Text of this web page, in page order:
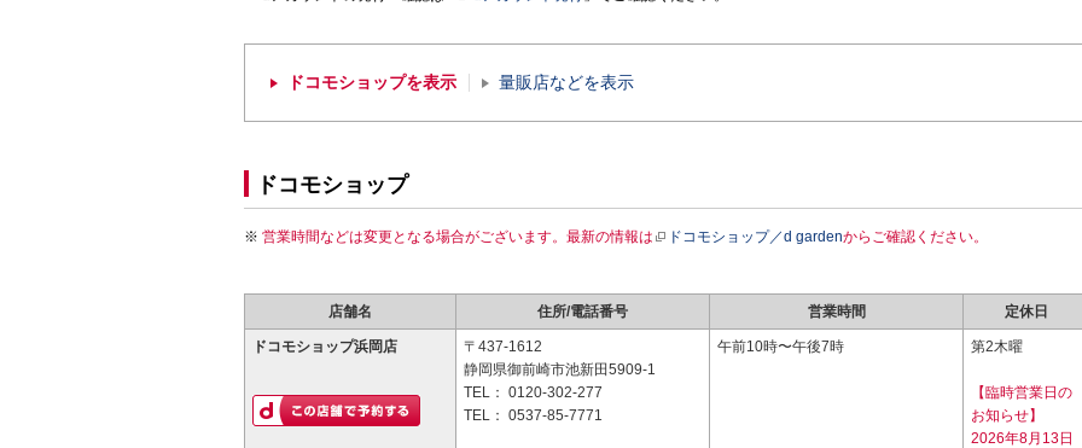
ドコモショップを表示 量販店などを表示
ドコモショップ
営業時間などは変更となる場合がございます。最新の情報は ドコモショップ／d gardenからご確認ください。
店舗名 住所/電話番号 営業時間 定休日
ドコモショップ浜岡店
〒437-1612
静岡県御前崎市池新田5909-1
TEL： 0120-302-277
TEL： 0537-85-7771
午前10時〜午後7時 第2木曜
【臨時営業日の
お知らせ】
2026年8月13日